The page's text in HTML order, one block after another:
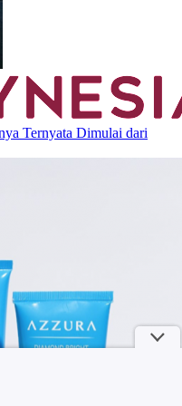
Ternyata Dimulai dari